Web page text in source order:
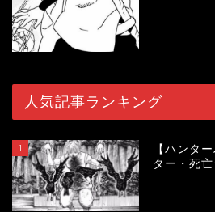
人気記事ランキング
1
【ハンタ
ター・死